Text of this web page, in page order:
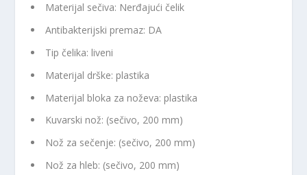
Materijal sečiva: Nerđajući čelik
Antibakterijski premaz: DA
Tip čelika: liveni
Materijal drške: plastika
Materijal bloka za noževa: plastika
Kuvarski nož: (sečivo, 200 mm)
Nož za sečenje: (sečivo, 200 mm)
Nož za hleb: (sečivo, 200 mm)